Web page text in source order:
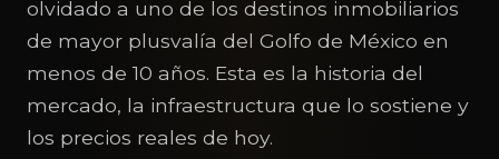
olvidado a uno de los destinos inmobiliarios
de mayor plusvalía del Golfo de México en
menos de 10 años. Esta es la historia del
mercado, la infraestructura que lo sostiene y
los precios reales de hoy.